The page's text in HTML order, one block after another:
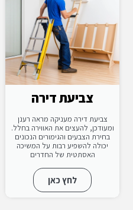
צביעת דירה
צביעת דירה מעניקה מראה רענן
ומעודכן, להעצים את האווירה בחלל.
בחירת הצבעים והגימורים הנכונים
יכולה להשפיע רבות על המשיכה
האסתטית של החדרים
לחץ כאן